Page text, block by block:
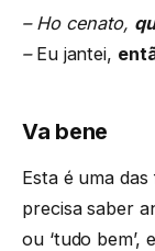
– Ho cenato,
–Eu jantei,
Va bene
Esta é uma
precisa saber
ou ‘tudo